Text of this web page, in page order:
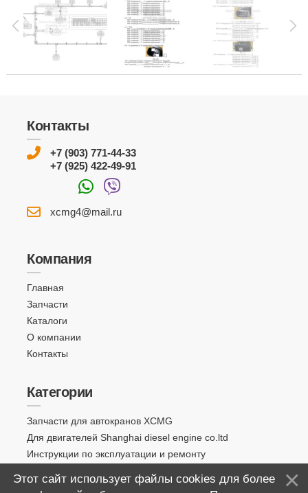
Контакты
+7 (903) 771-44-33
+7 (925) 422-49-91
xcmg4@mail.ru
Компания
Главная
Запчасти
Каталоги
О компании
Контакты
Категории
Запчасти для автокранов XCMG
Для двигателей Shanghai diesel engine co.ltd
Инструкции по эксплуатации и ремонту
Этот сайт использует файлы cookies для более